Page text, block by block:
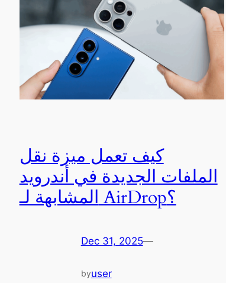
كيف تعمل ميزة نقل
الملفات الجديدة في أندرويد
المشابهة لـ AirDrop؟
Dec 31, 2025—
byuser